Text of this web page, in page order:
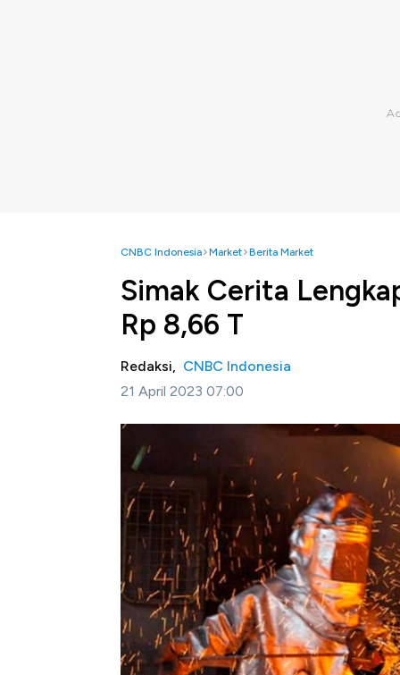
CNBC Indonesia Market Berita Market
Simak Cerita
Rp 8,66 T
Redaksi, CNBC Indonesia
21 April 2023 07:00